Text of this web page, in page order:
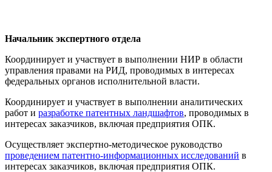
Начальник экспертного отдела
Координирует и участвует в выполнении НИР в области
управления правами на РИД, проводимых в интересах
федеральных органов исполнительной власти.
Координирует и участвует в выполнении аналитических
работ и разработке патентных ландшафтов, проводимых в
интересах заказчиков, включая предприятия ОПК.
Осуществляет экспертно-методическое руководство
проведением патентно-информационных исследований в
интересах заказчиков, включая предприятия ОПК.